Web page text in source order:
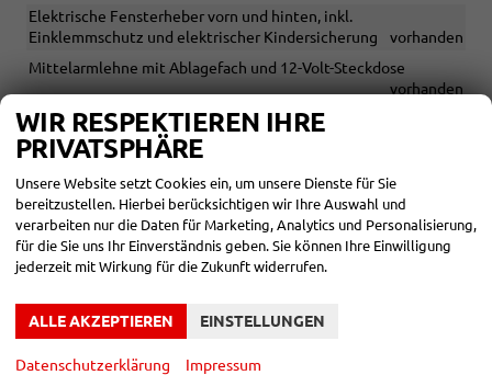
Elektrische Fensterheber vorn und hinten, inkl.
Einklemmschutz und elektrischer Kindersicherung
vorhanden
Mittelarmlehne mit Ablagefach und 12-Volt-Steckdose
vorhanden
Gepäckraumabdeckung mit flexibler Ablagetasche mit
elektrischer Rolloentriegelung
Mittelarmlehne
vorhanden
Design Selection Loft
vorhanden
Türeinstiegsleisten vorn
vorhanden
Lehnenfernentriegelung der Rücksitzlehnen im Gepäckraum
12-V Steckdose im Kofferraum
WIR RESPEKTIEREN IHRE
PRIVATSPHÄRE
Unsere Website setzt Cookies ein, um unsere Dienste für Sie
bereitzustellen. Hierbei berücksichtigen wir Ihre Auswahl und
verarbeiten nur die Daten für Marketing, Analytics und Personalisierung,
für die Sie uns Ihr Einverständnis geben. Sie können Ihre Einwilligung
jederzeit mit Wirkung für die Zukunft widerrufen.
ALLE AKZEPTIEREN EINSTELLUNGEN
Datenschutzerklärung Impressum